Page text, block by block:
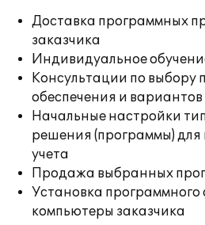
Доставка программных
заказчика
Индивидуальное
Консультации по выбору
обеспечения и
Начальные настройки
решения (программы) для
учета
Продажа выбранных
Установка программного
компьютеры заказчика